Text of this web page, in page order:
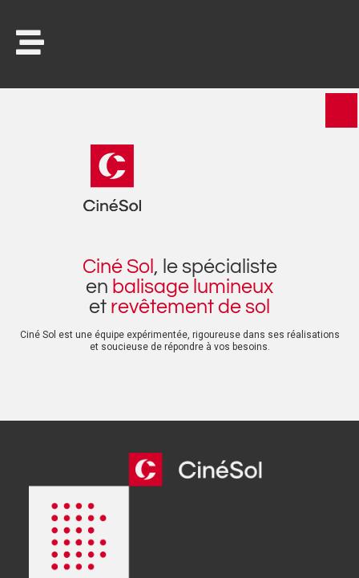
Ciné Sol , le spécialiste
en balisage lumineux
et revêtement de sol
Ciné Sol est une équipe expérimentée, rigoureuse dans ses réalisations
et soucieuse de répondre à vos besoins.